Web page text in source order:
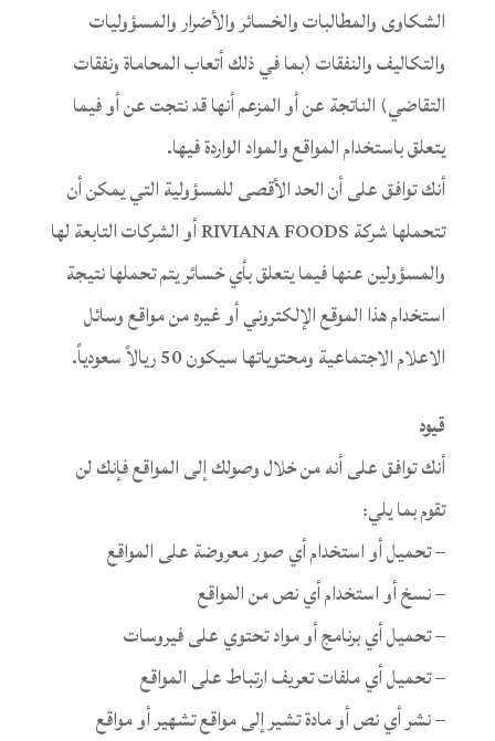
الشكاوى والمطالبات والخسائر والأضرار والمسؤوليات
والتكاليف والنفقات (بما في ذلك أتعاب المحاماة ونفقات
التقاضي) الناتجة عن أو المزعم أنها قد نتجت عن أو فيما
يتعلق باستخدام المواقع والمواد الواردة فيها.
أنك توافق على أن الحد الأقصى للمسؤولية التي يمكن أن
تتحملها شركة RIVIANA FOODS أو الشركات التابعة لها
والمسؤولين عنها فيما يتعلق بأي خسائر يتم تحملها نتيجة
استخدام هذا الموقع الإلكتروني أو غيره من مواقع وسائل
الاعلام الاجتماعية ومحتوياتها سيكون 50 ريالاً سعودياً.
قيود
أنك توافق على أنه من خلال وصولك إلى المواقع فإنك لن
تقوم بما يلي:
– تحميل أو استخدام أي صور معروضة على المواقع
– نسخ أو استخدام أي نص من المواقع
– تحميل أي برنامج أو مواد تحتوي على فيروسات
– تحميل أي ملفات تعريف ارتباط على المواقع
– نشر أي نص أو مادة تشير إلى مواقع تشهير أو مواقع